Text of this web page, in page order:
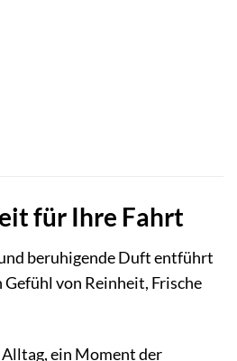
für Ihre Fahrt
beruhigende Duft entführt
von Reinheit, Frische
ein Moment der